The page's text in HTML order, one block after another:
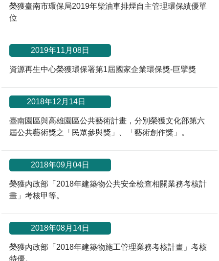
榮獲臺南市環保局2019年柴油車排煙自主管理環保績優單
位
2019年11月08日
資源再生中心榮獲環保署第1屆國家企業環保獎-巨擘獎
2018年12月14日
臺南園區與高雄園區公共藝術計畫，分別榮獲文化部第六
屆公共藝術獎之「民眾參與獎」、「藝術創作獎」。
2018年09月04日
榮獲內政部「2018年建築物公共安全檢查相關業務考核計
畫」考核甲等。
2018年08月14日
榮獲內政部「2018年建築物施工管理業務考核計畫」考核
特優。